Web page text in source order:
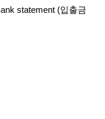
statement (입출금